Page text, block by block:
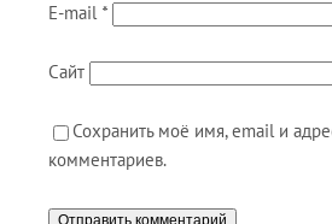
E-mail *
Сайт
Сохранить моё имя, email и
комментариев.